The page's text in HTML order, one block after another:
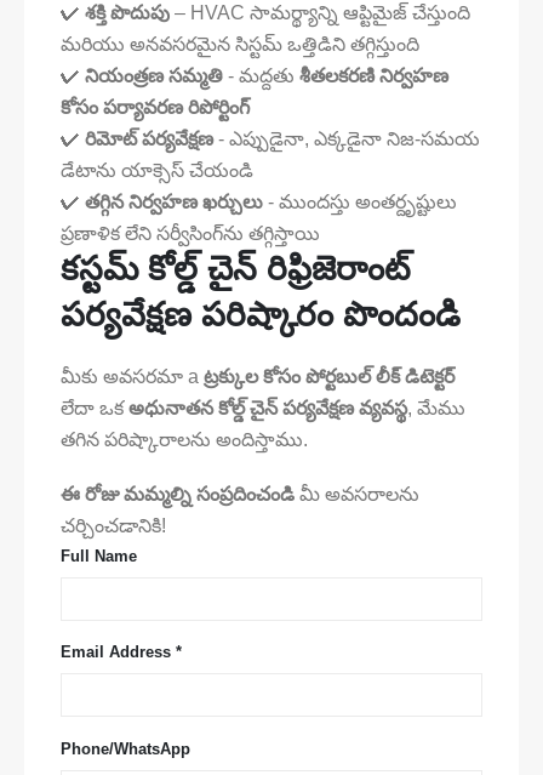
✔ శక్తి పొదుపు – HVAC సామర్థ్యాన్ని ఆప్టిమైజ్ చేస్తుంది
మరియు అనవసరమైన సిస్టమ్ ఒత్తిడిని తగ్గిస్తుంది
✔ నియంత్రణ సమ్మతి - మద్దతు శీతలకరణి నిర్వహణ
కోసం పర్యావరణ రిపోర్టింగ్
✔ రిమోట్ పర్యవేక్షణ- ఎప్పుడైనా, ఎక్కడైనా నిజ-సమయ
డేటాను యాక్సెస్ చేయండి
✔ తగ్గిన నిర్వహణ ఖర్చులు - ముందస్తు అంతర్దృష్టులు
ప్రణాళిక లేని సర్వీసింగ్‌ను తగ్గిస్తాయి
కస్టమ్ కోల్డ్ చైన్ రిఫ్రిజెరాంట్
పర్యవేక్షణ పరిష్కారం పొందండి
మీకు అవసరమా a ట్రక్కుల కోసం పోర్టబుల్ లీక్ డిటెక్టర్
లేదా ఒకఅధునాతన కోల్డ్ చైన్ పర్యవేక్షణ వ్యవస్థ, మేము
తగిన పరిష్కారాలను అందిస్తాము.
ఈ రోజు మమ్మల్ని సంప్రదించండి మీ అవసరాలను
చర్చించడానికి!
Full Name
Email Address *
Phone/WhatsApp